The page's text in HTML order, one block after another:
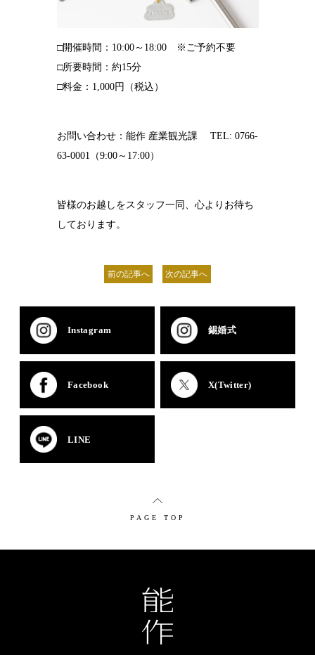
□開催時間：10:00～18:00 ※ご予約不要
□所要時間：約15分
□料金：1,000円（税込）
お問い合わせ：能作 産業観光課 TEL: 0766-
63-0001（9:00～17:00）
皆様のお越しをスタッフ一同、心よりお待ち
しております。
前の記事へ 次の記事へ
Instagram 錫婚式
Facebook X(Twitter)
LINE
PAGE TOP